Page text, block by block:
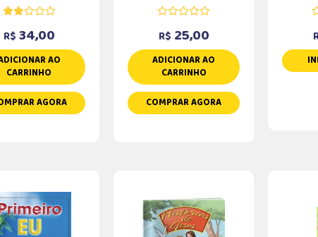
R$ 34,00
AO
CARRINHO
AGORA
R$ 25,00
ADICIONAR AO
CARRINHO
COMPRAR AGORA